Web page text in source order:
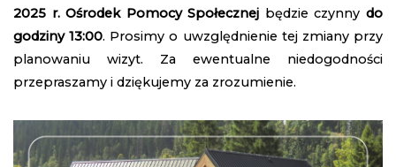
2025 r.Ośrodek Pomocy Społecznej będzie czynnydo
godziny 13:00. Prosimy o uwzględnienie tej zmiany przy
planowaniu wizyt. Za ewentualne niedogodności
przepraszamy i dziękujemy za zrozumienie.